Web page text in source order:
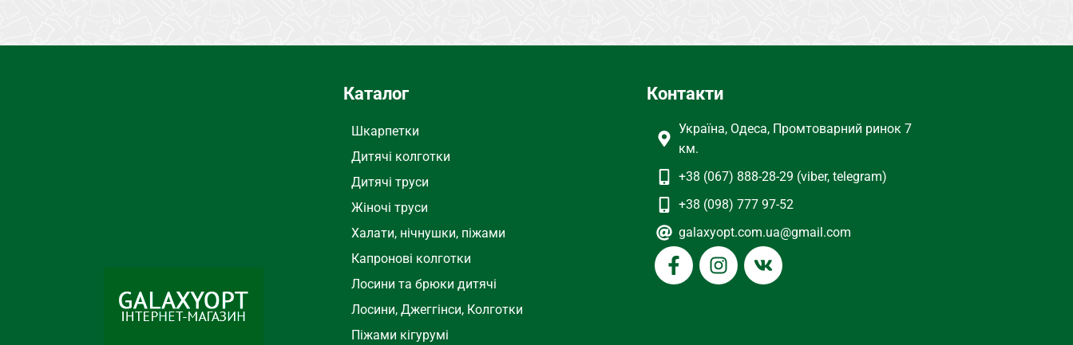
Каталог
Шкарпетки
Дитячі колготки
Дитячі труси
Жіночі труси
Халати, нічнушки, піжами
Капронові колготки
Лосини та брюки дитячі
Лосини, Джеггінси, Колготки
Піжами кігурумі
Контакти
Україна, Одеса, Промтоварний ринок 7
км.
+38 (067) 888-28-29 (viber, telegram)
+38 (098) 777 97-52
galaxyopt.com.ua@gmail.com